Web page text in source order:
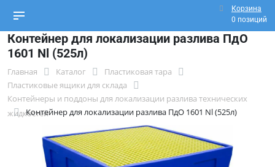
Корзина
0 позиций
Контейнер для локализации разлива ПдО
1601 Nl (525л)
Главная Каталог
Пластиковая тара
Пластиковые ящики для склада
Контейнеры и поддоны для локализации разлива технических
жидкостей
Контейнер для локализации разлива ПдО 1601 Nl (525л)